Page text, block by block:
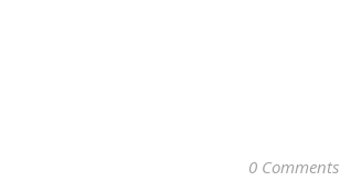
0 Comments